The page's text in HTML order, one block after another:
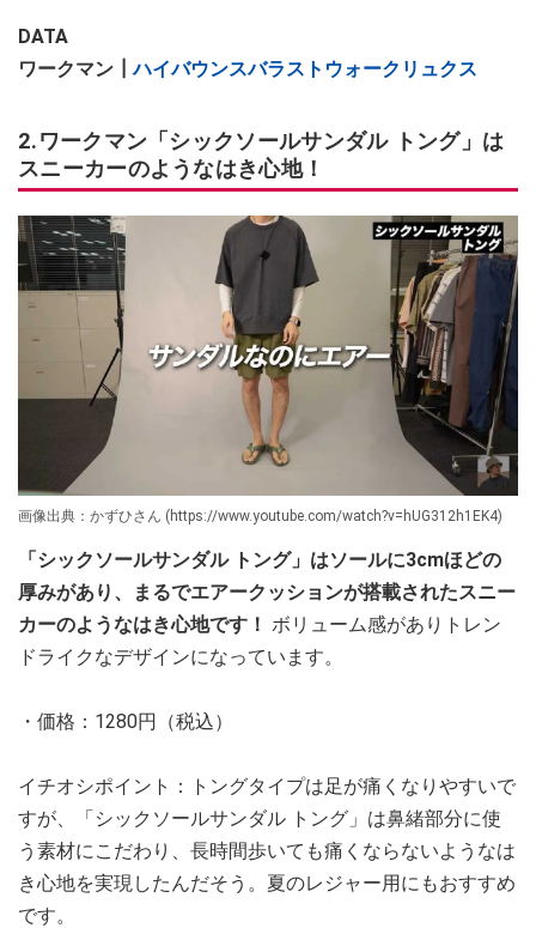
DATA
ワークマン┃ハイバウンスバラストウォークリュクス
2.ワークマン「シックソールサンダル トング」は
スニーカーのようなはき心地！
画像出典：かずひさん (https://www.youtube.com/watch?v=hUG312h1EK4)
「シックソールサンダル トング」はソールに3cmほどの
厚みがあり、まるでエアークッションが搭載されたスニー
カーのようなはき心地です！ ボリューム感がありトレン
ドライクなデザインになっています。
・価格：1280円（税込）
イチオシポイント：トングタイプは足が痛くなりやすいで
すが、「シックソールサンダル トング」は鼻緒部分に使
う素材にこだわり、長時間歩いても痛くならないようなは
き心地を実現したんだそう。夏のレジャー用にもおすすめ
です。